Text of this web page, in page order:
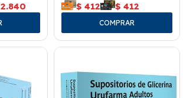
2.840 $ 412 $ 412